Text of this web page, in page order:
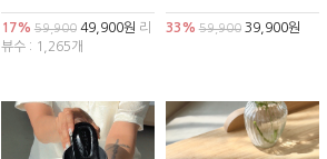
17% 59,90049,900원 리
뷰수 : 1,265개
33% 59,90039,900원